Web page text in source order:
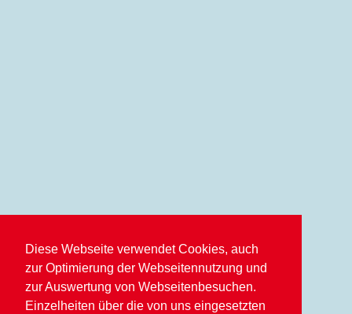
Diese Webseite verwendet Cookies, auch
zur Optimierung der Webseitennutzung und
zur Auswertung von Webseitenbesuchen.
Einzelheiten über die von uns eingesetzten